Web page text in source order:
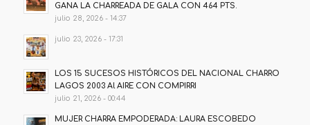
GANA LA CHARREADA DE GALA CON 464 PTS.
julio 28, 2026 - 14:37
julio 23, 2026 - 17:31
LOS 15 SUCESOS HISTÓRICOS DEL NACIONAL CHARRO
LAGOS 2003 Al AIRE CON COMPIRRI
julio 21, 2026 - 00:44
MUJER CHARRA EMPODERADA: LAURA ESCOBEDO